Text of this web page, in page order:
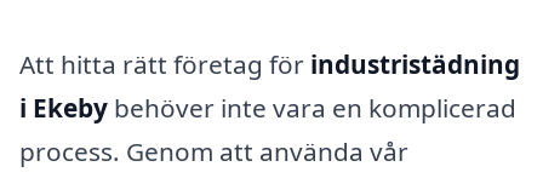
Att hitta rätt företag för industristädning
i Ekeby behöver inte vara en komplicerad
process. Genom att använda vår